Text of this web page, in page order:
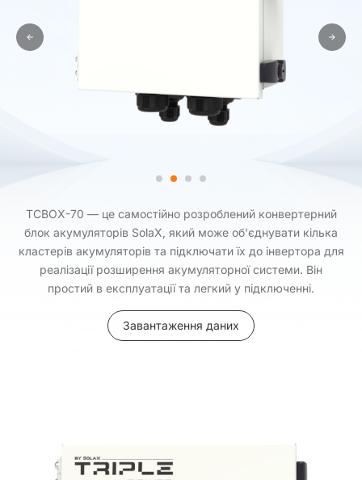
TCBOX-70 — це самостійно розроблений конвертерний
блок акумуляторів SolaX, який може об'єднувати кілька
кластерів акумуляторів та підключати їх до інвертора для
реалізації розширення акумуляторної системи. Він
простий в експлуатації та легкий у підключенні.
Завантаження даних